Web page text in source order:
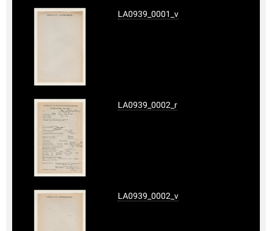
LA0939_0001_v
LA0939_0002_r
LA0939_0002_v